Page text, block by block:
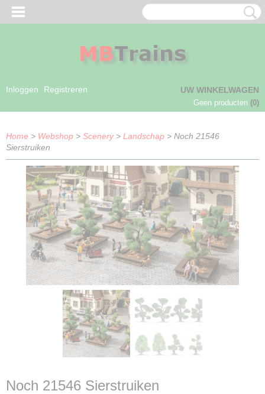
Inloggen Registreren UW WINKELWAGEN
Geen producten (0)
Home > Webshop > Scenery> Landschap > Noch 21546
Sierstruiken
Noch 21546 Sierstruiken